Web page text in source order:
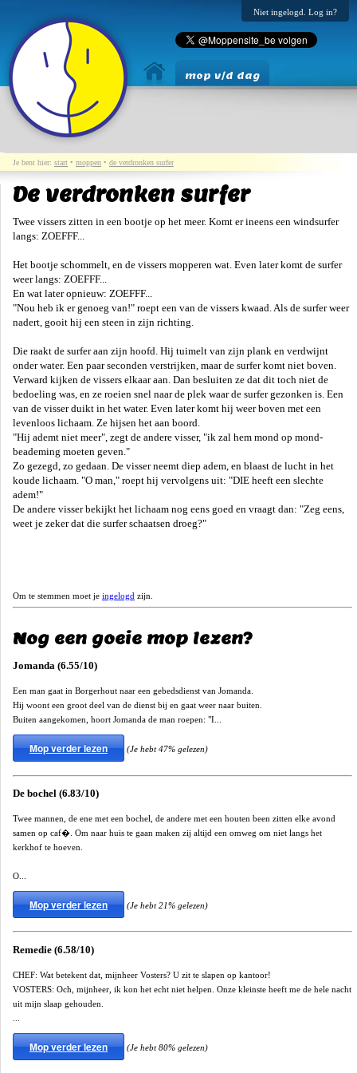
Niet ingelogd. Log in?
mop v/d dag
Je bent hier: start • moppen • de verdronken surfer
De verdronken surfer
Twee vissers zitten in een bootje op het meer. Komt er ineens een windsurfer
langs: ZOEFFF...
Het bootje schommelt, en de vissers mopperen wat. Even later komt de surfer
weer langs: ZOEFFF...
En wat later opnieuw: ZOEFFF...
"Nou heb ik er genoeg van!" roept een van de vissers kwaad. Als de surfer weer
nadert, gooit hij een steen in zijn richting.
Die raakt de surfer aan zijn hoofd. Hij tuimelt van zijn plank en verdwijnt
onder water. Een paar seconden verstrijken, maar de surfer komt niet boven.
Verward kijken de vissers elkaar aan. Dan besluiten ze dat dit toch niet de
bedoeling was, en ze roeien snel naar de plek waar de surfer gezonken is. Een
van de visser duikt in het water. Even later komt hij weer boven met een
levenloos lichaam. Ze hijsen het aan boord.
"Hij ademt niet meer", zegt de andere visser, "ik zal hem mond op mond-
beademing moeten geven."
Zo gezegd, zo gedaan. De visser neemt diep adem, en blaast de lucht in het
koude lichaam. "O man," roept hij vervolgens uit: "DIE heeft een slechte
adem!"
De andere visser bekijkt het lichaam nog eens goed en vraagt dan: "Zeg eens,
weet je zeker dat die surfer schaatsen droeg?"
Om te stemmen moet je ingelogd zijn.
Nog een goeie mop lezen?
Jomanda (6.55/10)
Een man gaat in Borgerhout naar een gebedsdienst van Jomanda.
Hij woont een groot deel van de dienst bij en gaat weer naar buiten.
Buiten aangekomen, hoort Jomanda de man roepen: "I...
Mop verder lezen (Je hebt 47% gelezen)
De bochel (6.83/10)
Twee mannen, de ene met een bochel, de andere met een houten been zitten elke avond
samen op caf�. Om naar huis te gaan maken zij altijd een omweg om niet langs het
kerkhof te hoeven.
O...
Mop verder lezen (Je hebt 21% gelezen)
Remedie (6.58/10)
CHEF: Wat betekent dat, mijnheer Vosters? U zit te slapen op kantoor!
VOSTERS: Och, mijnheer, ik kon het echt niet helpen. Onze kleinste heeft me de hele nacht
uit mijn slaap gehouden.
Mop verder lezen (Je hebt 80% gelezen)